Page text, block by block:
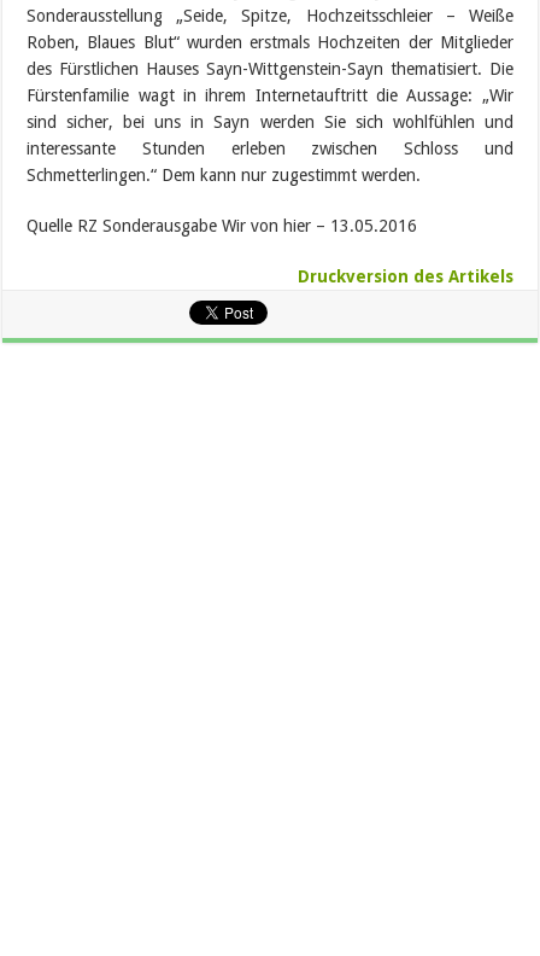
Sonderausstellung „Seide, Spitze, Hochzeitsschleier – Weiße
Roben, Blaues Blut“ wurden erstmals Hochzeiten der Mitglieder
des Fürstlichen Hauses Sayn-Wittgenstein-Sayn thematisiert. Die
Fürstenfamilie wagt in ihrem Internetauftritt die Aussage: „Wir
sind sicher, bei uns in Sayn werden Sie sich wohlfühlen und
interessante Stunden erleben zwischen Schloss und
Schmetterlingen.“ Dem kann nur zugestimmt werden.
Quelle RZ Sonderausgabe Wir von hier – 13.05.2016
Druckversion des Artikels